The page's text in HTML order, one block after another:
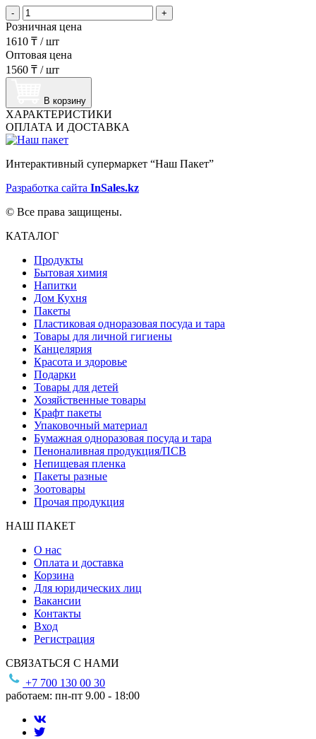
- +
Розничная цена
1610 ₸ /шт
Оптовая цена
1560 ₸ /шт
В корзину
ХАРАКТЕРИСТИКИ
ОПЛАТА И ДОСТАВКА
Интерактивный супермаркет “Наш Пакет”
Разработка сайта InSales.kz
© Все права защищены.
КАТАЛОГ
Продукты
Бытовая химия
Напитки
Дом Кухня
Пакеты
Пластиковая одноразовая посуда и тара
Товары для личной гигиены
Канцелярия
Красота и здоровье
Подарки
Товары для детей
Хозяйственные товары
Крафт пакеты
Упаковочный материал
Бумажная одноразовая посуда и тара
Пеноналивная продукция/ПСВ
Непищевая пленка
Пакеты разные
Зоотовары
Прочая продукция
НАШ ПАКЕТ
О нас
Оплата и доставка
Корзина
Для юридических лиц
Вакансии
Контакты
Вход
Регистрация
СВЯЗАТЬСЯ С НАМИ
+7 700 130 00 30
работаем: пн-пт 9.00 - 18:00